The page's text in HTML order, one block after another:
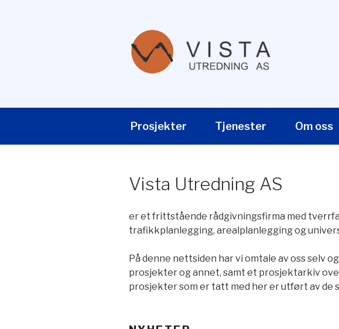
Prosjekter Tjenester Om oss
Vista Utredning AS
er et frittstående rådgivningsfirma med
trafikkplanlegging, arealplanlegging og
På denne nettsiden har vi omtale av oss selv
prosjekter og annet, samt et prosjektarkiv
prosjekter som er tatt med her er utført av de